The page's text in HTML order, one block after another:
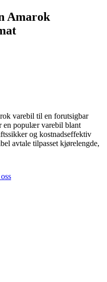
Amarok
varebil til en forutsigbar
en populær varebil blant
og kostnadseffektiv
avtale tilpasset kjørelengde,